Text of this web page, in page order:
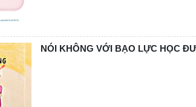
NÓI KHÔNG VỚI BẠO LỰC HỌC